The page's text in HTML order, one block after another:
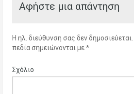
Αφήστε μια απάντηση
Η ηλ. διεύθυνση σας δεν δημοσιεύεται.
πεδία σημειώνονται με*
Σχόλιο